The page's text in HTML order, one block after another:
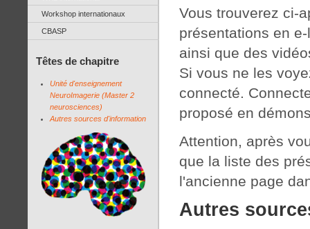
Workshop internationaux
CBASP
Têtes de chapitre
Unité d'enseignement
NeuroImagerie (Master 2
neurosciences)
Autres sources d'information
Vous trouverez ci-
présentations en
ainsi que des
Si vous ne les
connecté.
proposé en
Attention, après
que la liste des
l'ancienne page
Autres